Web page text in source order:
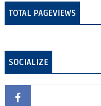
TOTAL PAGEVIEWS
SOCIALIZE